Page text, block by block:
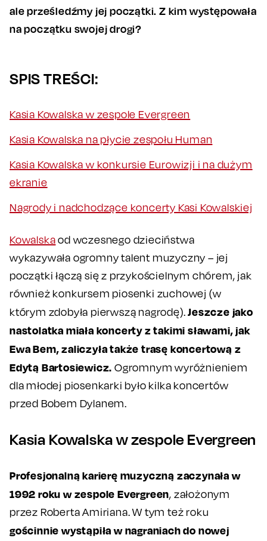
ale prześledźmy jej początki. Z kim występowała
na początku swojej drogi?
SPIS TREŚCI:
Kasia Kowalska w zespole Evergreen
Kasia Kowalska na płycie zespołu Human
Kasia Kowalska w konkursie Eurowizji i na dużym
ekranie
Nagrody i nadchodzące koncerty Kasi Kowalskiej
Kowalskaod wczesnego dzieciństwa
wykazywała ogromny talent muzyczny – jej
początki łączą się z przykościelnym chórem, jak
również konkursem piosenki zuchowej (w
którym zdobyła pierwszą nagrodę).Jeszcze jako
nastolatka miała koncerty z takimi sławami, jak
Ewa Bem, zaliczyła także trasę koncertową z
Edytą Bartosiewicz. Ogromnym wyróżnieniem
dla młodej piosenkarki było kilka koncertów
przed Bobem Dylanem.
Kasia Kowalska w zespole Evergreen
Profesjonalną karierę muzyczną zaczynała w
1992 roku w zespole Evergreen, założonym
przez Roberta Amiriana. W tym też roku
gościnnie wystąpiła w nagraniach do nowej